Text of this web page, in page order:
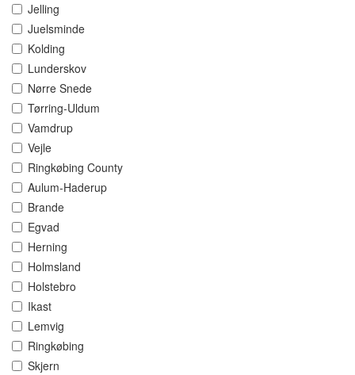
Jelling
Juelsminde
Kolding
Lunderskov
Nørre Snede
Tørring-Uldum
Vamdrup
Vejle
Ringkøbing County
Aulum-Haderup
Brande
Egvad
Herning
Holmsland
Holstebro
Ikast
Lemvig
Ringkøbing
Skjern